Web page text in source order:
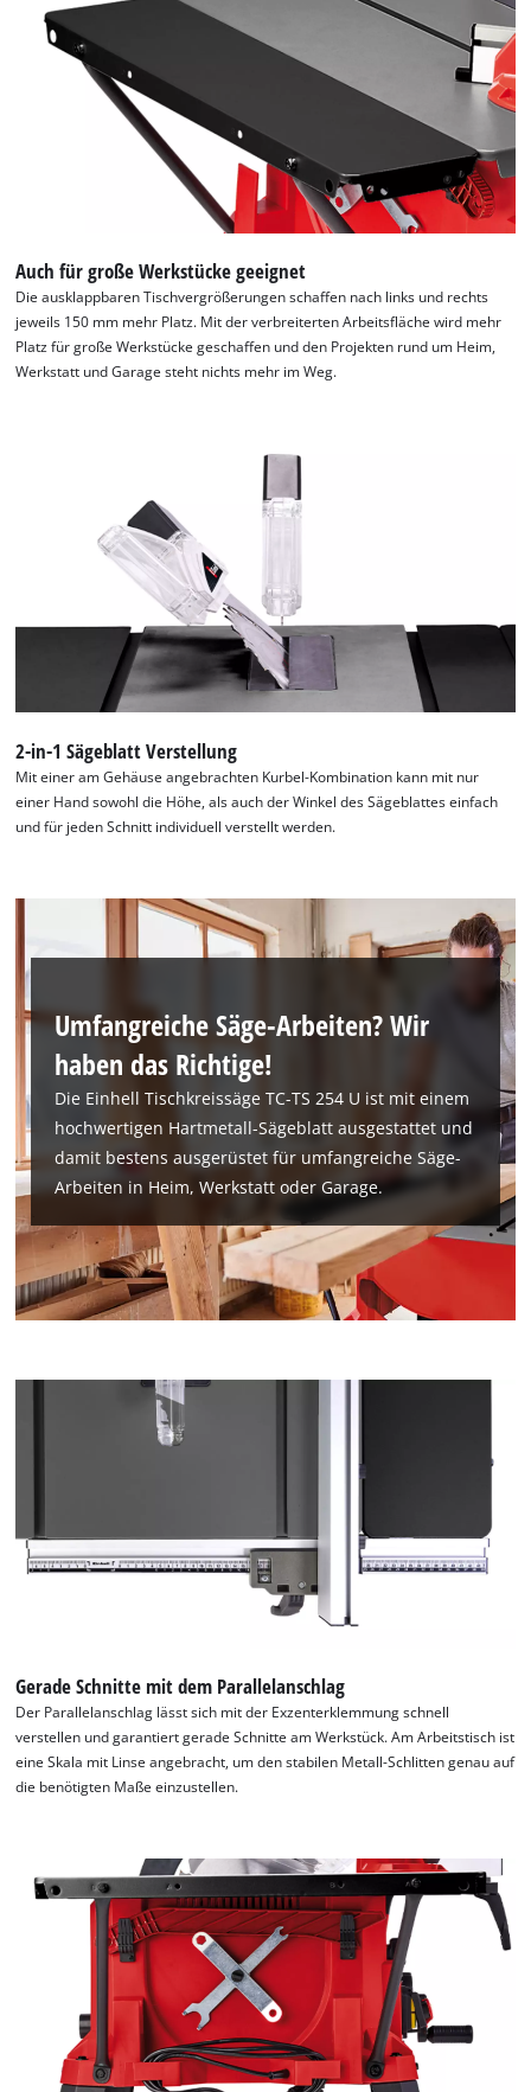
Wir benötigen deine Zustimmung, um
Google Maps laden zu können!
This content is not permitted to load due
to trackers that are not disclosed to the
visitor. The website owner needs to setup
the site with their CMP to add this content
to the list of technologies used.
Auch für große Werkstücke geeignet
Die ausklappbaren Tischvergrößerungen schaffen nach links und rechts
jeweils 150 mm mehr Platz. Mit der verbreiterten Arbeitsfläche wird mehr
Platz für große Werkstücke geschaffen und den Projekten rund um Heim,
Werkstatt und Garage steht nichts mehr im Weg.
2-in-1 Sägeblatt Verstellung
Mit einer am Gehäuse angebrachten Kurbel-Kombination kann mit nur
einer Hand sowohl die Höhe, als auch der Winkel des Sägeblattes einfach
und für jeden Schnitt individuell verstellt werden.
Umfangreiche Säge-Arbeiten? Wir
haben das Richtige!
Die Einhell Tischkreissäge TC-TS 254 U ist mit einem
hochwertigen Hartmetall-Sägeblatt ausgestattet und
damit bestens ausgerüstet für umfangreiche Säge-
Arbeiten in Heim, Werkstatt oder Garage.
Gerade Schnitte mit dem Parallelanschlag
Der Parallelanschlag lässt sich mit der Exzenterklemmung schnell
verstellen und garantiert gerade Schnitte am Werkstück. Am Arbeitstisch ist
eine Skala mit Linse angebracht, um den stabilen Metall-Schlitten genau auf
die benötigten Maße einzustellen.